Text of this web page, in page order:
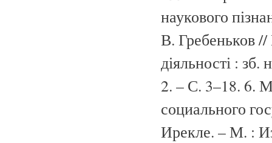
наукового
В. Гребеньков //
діяльності :
2. – С. 3–18. 6.
социального
Ирекле. – М. :